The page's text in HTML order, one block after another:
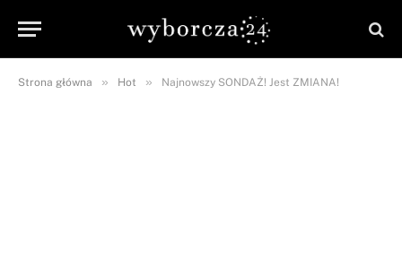
Strona główna » Hot » Najnowszy SONDAŻ! Jest ZMIANA!